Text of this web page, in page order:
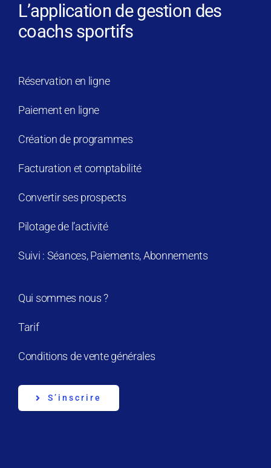
L’application de gestion des
coachs sportifs
Réservation en ligne
Paiement en ligne
Création de programmes
Facturation et comptabilité
Convertir ses prospects
Pilotage de l’activité
Suivi : Séances, Paiements, Abonnements
Qui sommes nous ?
Tarif
Conditions de vente générales
S’inscrire